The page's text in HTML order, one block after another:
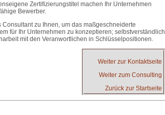
Zertifizierungstitel machen Ihr Unternehmen
Bewerber.
Consultant zu Ihnen, um das maßgeschneiderte
für Ihr Unternehmen zu konzeptieren; selbstverständlich
mit den Veranwortlichen in Schlüsselpositionen.
Weiter zur Kontaktseite
Weiter zum Consulting
Zurück zur Startseite